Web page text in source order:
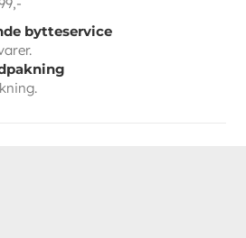
bytteservice